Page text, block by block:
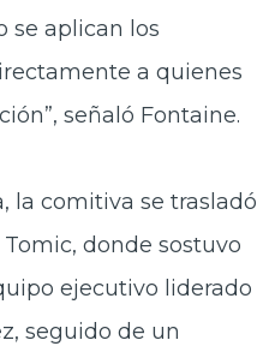
se aplican los
a quienes
señaló Fontaine.
la comitiva se trasladó
donde sostuvo
ejecutivo liderado
seguido de un